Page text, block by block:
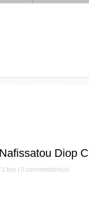
Diop
fois |0 commentaire(s)